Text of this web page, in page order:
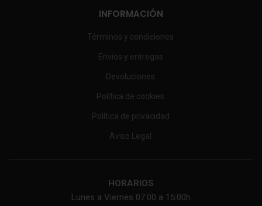
INFORMACIÓN
Términos y condiciones
Envíos y entregas
Devoluciones
Política de cookies
Política de privacidad
Aviso Legal
HORARIOS
Lunes a Viernes 07:00 a 15:00h